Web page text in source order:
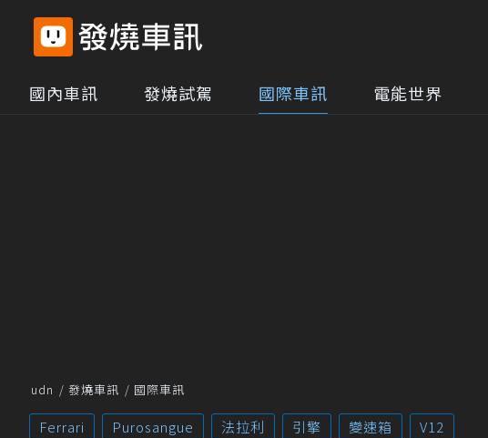
國內車訊 發燒試駕 國際車訊 電能世界
udn 發燒車訊 國際車訊
Ferrari Purosangue 法拉利 引擎 變速箱 V12